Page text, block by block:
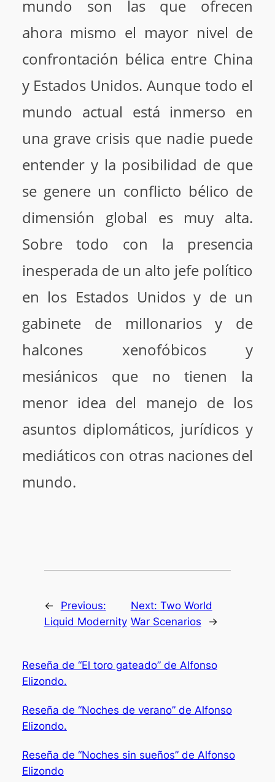
mundo son las que ofrecen
ahora mismo el mayor nivel de
confrontación bélica entre China
y Estados Unidos. Aunque todo el
mundo actual está inmerso en
una grave crisis que nadie puede
entender y la posibilidad de que
se genere un conflicto bélico de
dimensión global es muy alta.
Sobre todo con la presencia
inesperada de un alto jefe político
en los Estados Unidos y de un
gabinete de millonarios y de
halcones xenofóbicos y
mesiánicos que no tienen la
menor idea del manejo de los
asuntos diplomáticos, jurídicos y
mediáticos con otras naciones del
mundo.
←
Previous:
Liquid Modernity
Next: Two World
War Scenarios
→
Reseña de “El toro gateado” de Alfonso
Elizondo.
Reseña de “Noches de verano” de Alfonso
Elizondo.
Reseña de “Noches sin sueños” de Alfonso
Elizondo